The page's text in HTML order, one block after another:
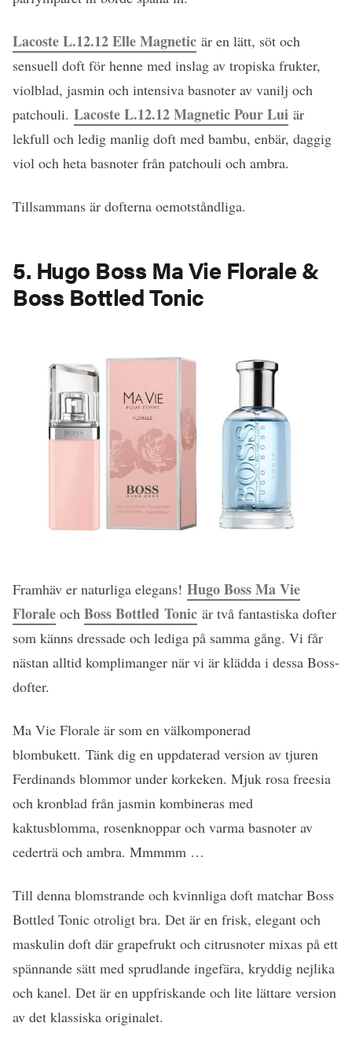
Lacoste L.12.12 Elle Magnetic är en lätt, söt och
sensuell doft för henne med inslag av tropiska frukter,
violblad, jasmin och intensiva basnoter av vanilj och
patchouli. Lacoste L.12.12 Magnetic Pour Lui är
lekfull och ledig manlig doft med bambu, enbär, daggig
viol och heta basnoter från patchouli och ambra.
Tillsammans är dofterna oemotståndliga.
5. Hugo Boss Ma Vie Florale &
Boss Bottled Tonic
Framhäv er naturliga elegans! Hugo Boss Ma Vie
Florale och Boss Bottled Tonic är två fantastiska dofter
som känns dressade och lediga på samma gång. Vi får
nästan alltid komplimanger när vi är klädda i dessa Boss-
dofter.
Ma Vie Florale är som en välkomponerad
blombukett. Tänk dig en uppdaterad version av tjuren
Ferdinands blommor under korkeken. Mjuk rosa freesia
och kronblad från jasmin kombineras med
kaktusblomma, rosenknoppar och varma basnoter av
cederträ och ambra. Mmmmm …
Till denna blomstrande och kvinnliga doft matchar Boss
Bottled Tonic otroligt bra. Det är en frisk, elegant och
maskulin doft där grapefrukt och citrusnoter mixas på ett
spännande sätt med sprudlande ingefära, kryddig nejlika
och kanel. Det är en uppfriskande och lite lättare version
av det klassiska originalet.